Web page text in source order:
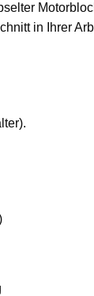
in Ihrer